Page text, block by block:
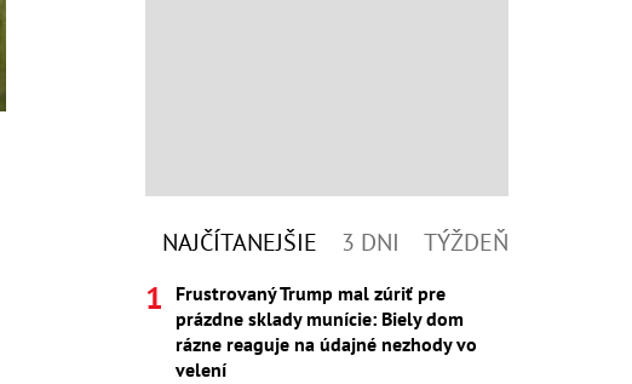
NAJČÍTANEJŠIE 3 DNI TÝŽDEŇ
Frustrovaný Trump mal zúriť pre
prázdne sklady munície: Biely dom
rázne reaguje na údajné nezhody vo
velení